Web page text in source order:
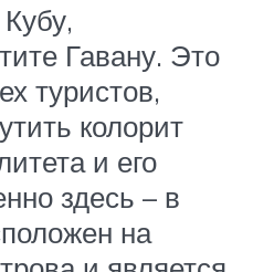
Гавану. Это
туристов,
колорит
и его
здесь – в
на